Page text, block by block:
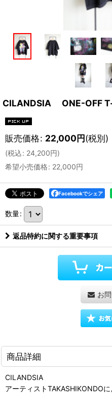
CILANDSIA ONE-OFF
販売価格: 22,000円(税別)
(税込: 24,200円)
希望小売価格: 22,000円
Facebookでシェア
数量:
返品特約に関する重要事項
お
商品詳細
CILANDSIA
アーティストTAKASHIKONDOに